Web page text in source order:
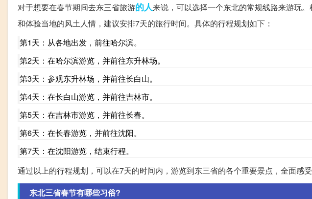
对于想要在春节期间去东三省旅游的人来说，可以选择一个东北的常规线路来游玩
和体验当地的风土人情，建议安排7天的旅行时间。具体的行程规划如下：
第1天：从各地出发，前往哈尔滨。
第2天：在哈尔滨游览，并前往东升林场。
第3天：参观东升林场，并前往长白山。
第4天：在长白山游览，并前往吉林市。
第5天：在吉林市游览，并前往长春。
第6天：在长春游览，并前往沈阳。
第7天：在沈阳游览，结束行程。
通过以上的行程规划，可以在7天的时间内，游览到东三省的各个重要景点，全面感受
东北三省春节有哪些习俗?